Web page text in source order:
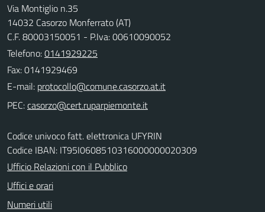
Via Montiglio n.35
14032 Casorzo Monferrato (AT)
C.F. 80003150051 - P.Iva: 00610090052
Telefono:0141929225
Fax: 0141929469
E-mail:
PEC:
Codice univoco fatt. elettronica UFYRIN
Codice IBAN: IT95I0608510316000000020309
Ufficio Relazioni con il Pubblico
Uffici e orari
Numeri utili